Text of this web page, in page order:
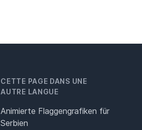
CETTE PAGE DANS UNE
AUTRE LANGUE
Animierte Flaggengrafiken für
Serbien